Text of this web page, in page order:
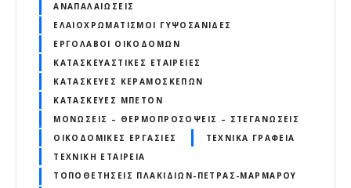
ΑΝΑΠΑΛΑΙΏΣΕΙΣ
ΕΛΑΙΟΧΡΩΜΑΤΙΣΜΟΊ ΓΥΨΟΣΑΝΊΔΕΣ
ΕΡΓΟΛΆΒΟΙ ΟΙΚΟΔΟΜΏΝ
ΚΑΤΑΣΚΕΥΑΣΤΙΚΈΣ ΕΤΑΙΡΕΊΕΣ
ΚΑΤΑΣΚΕΥΈΣ ΚΕΡΑΜΟΣΚΕΠΏΝ
ΚΑΤΑΣΚΕΥΈΣ ΜΠΕΤΌΝ
ΜΟΝΏΣΕΙΣ – ΘΕΡΜΟΠΡΟΣΌΨΕΙΣ – ΣΤΕΓΑΝΏΣΕΙΣ
ΟΙΚΟΔΟΜΙΚΈΣ ΕΡΓΑΣΊΕΣ
ΤΕΧΝΙΚΆ ΓΡΑΦΕΊΑ
ΤΕΧΝΙΚΉ ΕΤΑΙΡΕΊΑ
ΤΟΠΟΘΕΤΉΣΕΙΣ ΠΛΑΚΙΔΊΩΝ-ΠΈΤΡΑΣ-ΜΆΡΜΑΡΟΥ